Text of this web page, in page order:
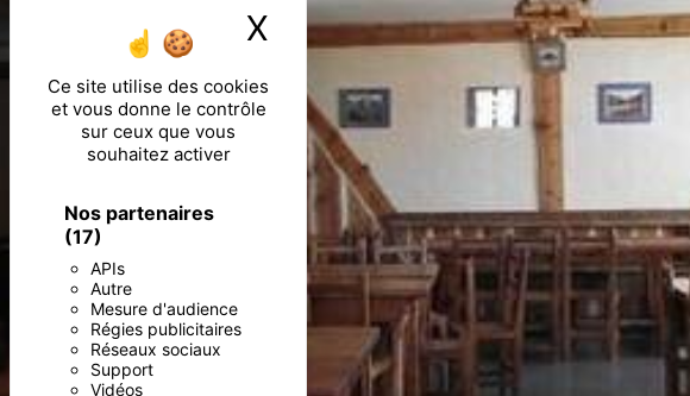
Ce site utilise des cookies
et vous donne le contrôle
sur ceux que vous
souhaitez activer
Nos partenaires
(17)
APIs
Autre
Mesure d'audience
Régies publicitaires
Réseaux sociaux
Support
Vidéos
X Masquer le bandeau des